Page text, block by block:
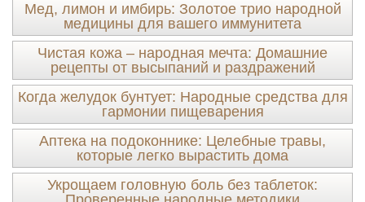
Мед, лимон и имбирь: Золотое трио народной
медицины для вашего иммунитета
Чистая кожа – народная мечта: Домашние
рецепты от высыпаний и раздражений
Когда желудок бунтует: Народные средства для
гармонии пищеварения
Аптека на подоконнике: Целебные травы,
которые легко вырастить дома
Укрощаем головную боль без таблеток: